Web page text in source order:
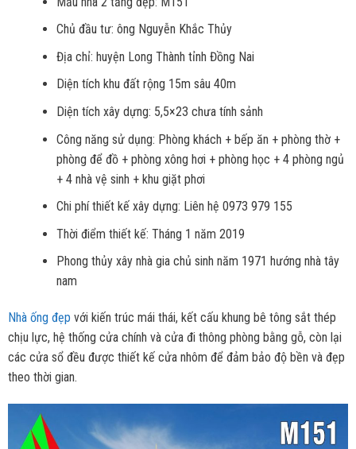
Chủ đầu tư: ông Nguyễn Khắc Thủy
Địa chỉ: huyện Long Thành tỉnh Đồng Nai
Diện tích khu đất rộng 15m sâu 40m
Diện tích xây dựng: 5,5×23 chưa tính sảnh
Công năng sử dụng: Phòng khách + bếp ăn + phòng thờ +
phòng để đồ + phòng xông hơi + phòng học + 4 phòng ngủ
+ 4 nhà vệ sinh + khu giặt phơi
Chi phí thiết kế xây dựng: Liên hệ 0973 979 155
Thời điểm thiết kế: Tháng 1 năm 2019
Phong thủy xây nhà gia chủ sinh năm 1971 hướng nhà tây
nam
Nhà ống đẹp với kiến trúc mái thái, kết cấu khung bê tông sắt thép
chịu lực, hệ thống cửa chính và cửa đi thông phòng bằng gỗ, còn lại
các cửa sổ đều được thiết kế cửa nhôm để đảm bảo độ bền và đẹp
theo thời gian.